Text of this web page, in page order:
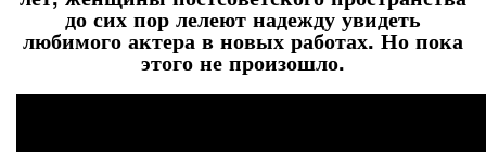
до сих пор лелеют надежду увидеть
любимого актера в новых работах. Но пока
этого не произошло.